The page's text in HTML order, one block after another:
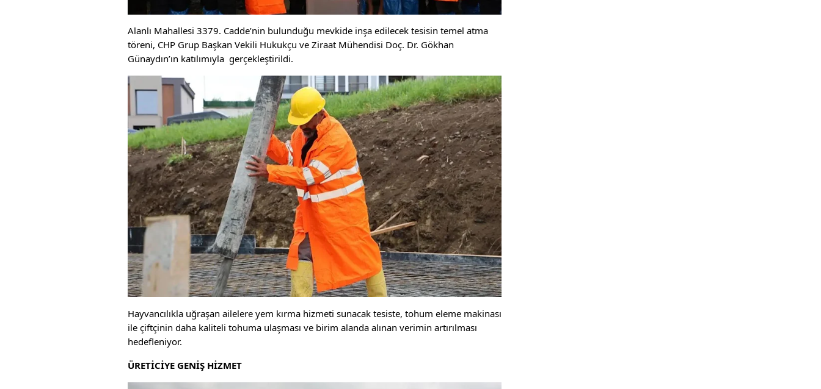
Alanlı Mahallesi 3379. Cadde’nin bulunduğu mevkide inşa edilecek tesisin temel atma
töreni, CHP Grup Başkan Vekili Hukukçu ve Ziraat Mühendisi Doç. Dr. Gökhan
Günaydın’ın katılımıyla gerçekleştirildi.
Hayvancılıkla uğraşan ailelere yem kırma hizmeti sunacak tesiste, tohum eleme makinası
ile çiftçinin daha kaliteli tohuma ulaşması ve birim alanda alınan verimin artırılması
hedefleniyor.
ÜRETİCİYE GENİŞ HİZMET